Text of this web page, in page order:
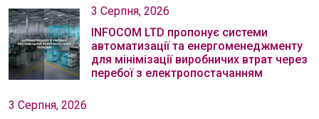
3 Серпня, 2026
INFOCOM LTD пропонує системи
автоматизації та енергоменеджменту
для мінімізації виробничих втрат через
перебої з електропостачанням
3 Серпня, 2026